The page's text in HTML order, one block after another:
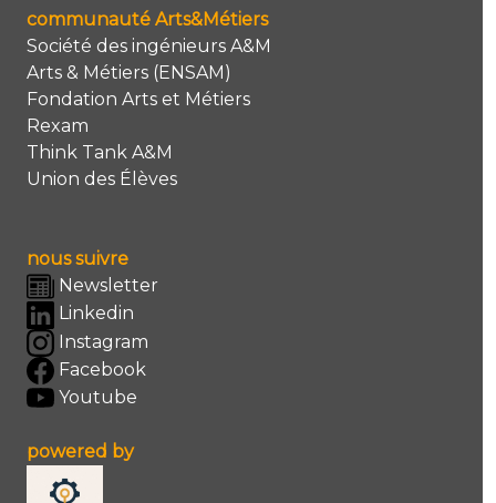
communauté Arts&Métiers
Société des ingénieurs A&M
Arts & Métiers (ENSAM)
Fondation Arts et Métiers
Rexam
Think Tank A&M
Union des Élèves
nous suivre
Newsletter
Linkedin
Instagram
Facebook
Youtube
powered by